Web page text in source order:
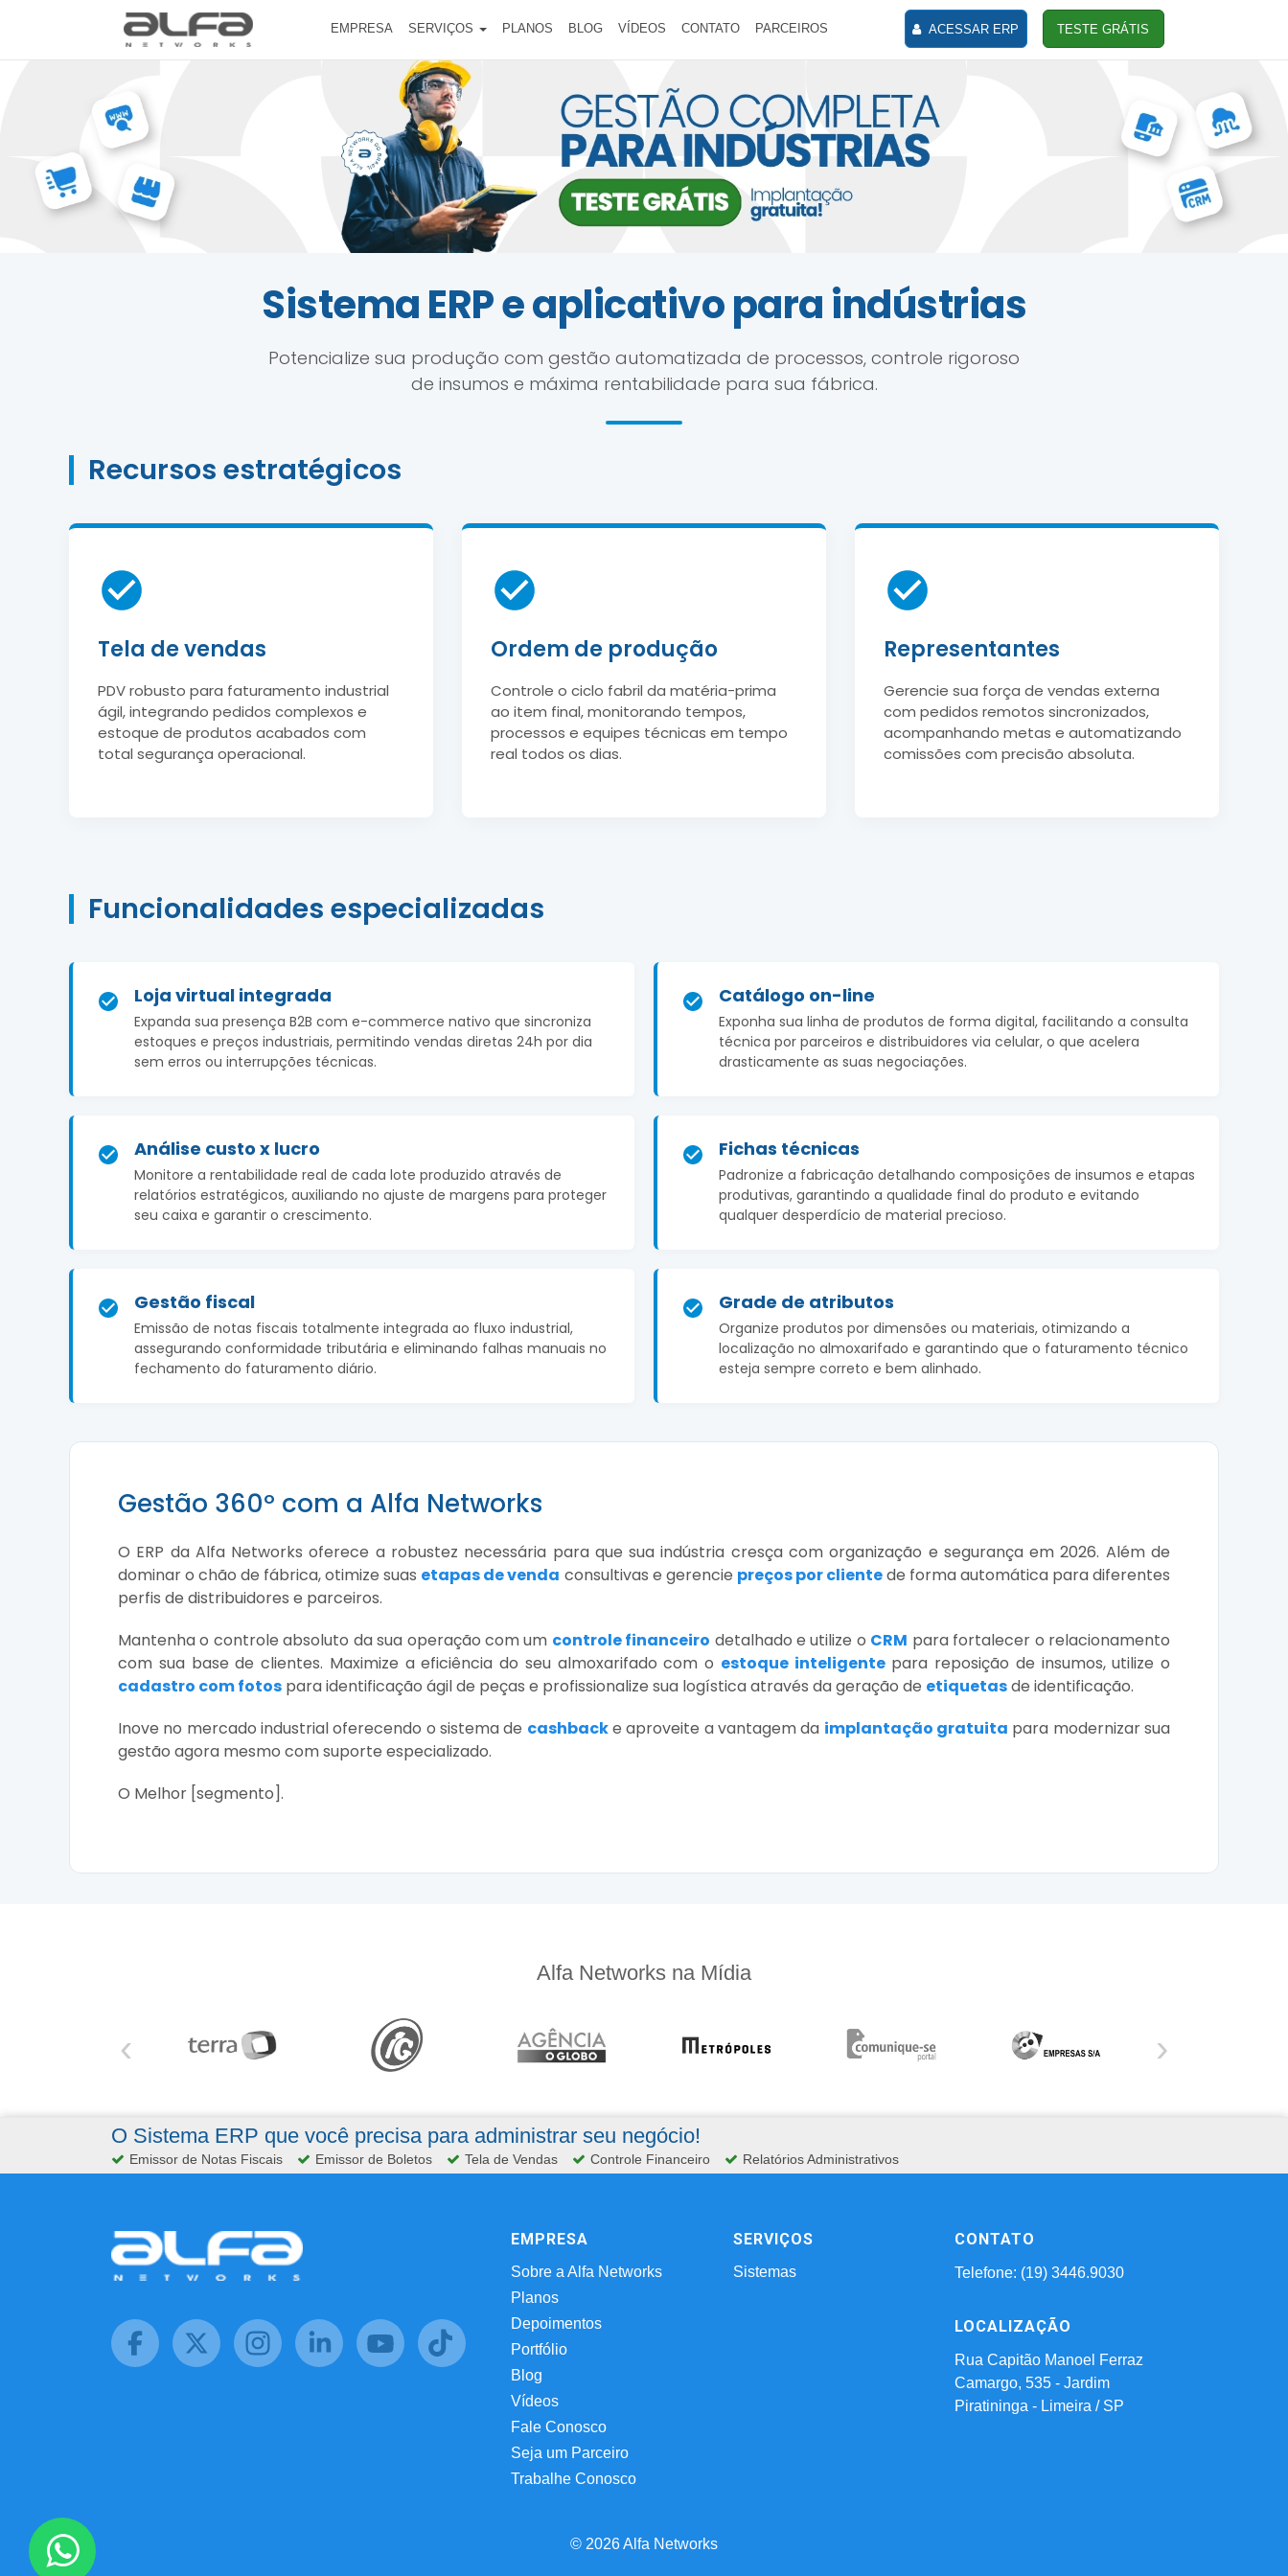
EMPRESA SERVIÇOS PLANOS BLOG VÍDEOS CONTATO PARCEIROS ACESSAR ERP TESTE GRÁTIS
Sistema ERP e aplicativo para indústrias
Potencialize sua produção com gestão automatizada de processos, controle rigoroso
de insumos e máxima rentabilidade para sua fábrica.
Recursos estratégicos
Tela de vendas
PDV robusto para faturamento industrial
ágil, integrando pedidos complexos e
estoque de produtos acabados com
total segurança operacional.
Ordem de produção
Controle o ciclo fabril da matéria-prima
ao item final, monitorando tempos,
processos e equipes técnicas em tempo
real todos os dias.
Representantes
Gerencie sua força de vendas externa
com pedidos remotos sincronizados,
acompanhando metas e automatizando
comissões com precisão absoluta.
Funcionalidades especializadas
Loja virtual integrada
Expanda sua presença B2B com e-commerce nativo que sincroniza
estoques e preços industriais, permitindo vendas diretas 24h por dia
sem erros ou interrupções técnicas.
Catálogo on-line
Exponha sua linha de produtos de forma digital, facilitando a consulta
técnica por parceiros e distribuidores via celular, o que acelera
drasticamente as suas negociações.
Análise custo x lucro
Monitore a rentabilidade real de cada lote produzido através de
relatórios estratégicos, auxiliando no ajuste de margens para proteger
seu caixa e garantir o crescimento.
Fichas técnicas
Padronize a fabricação detalhando composições de insumos e etapas
produtivas, garantindo a qualidade final do produto e evitando
qualquer desperdício de material precioso.
Gestão fiscal
Emissão de notas fiscais totalmente integrada ao fluxo industrial,
assegurando conformidade tributária e eliminando falhas manuais no
fechamento do faturamento diário.
Grade de atributos
Organize produtos por dimensões ou materiais, otimizando a
localização no almoxarifado e garantindo que o faturamento técnico
esteja sempre correto e bem alinhado.
Gestão 360º com a Alfa Networks
O ERP da Alfa Networks oferece a robustez necessária para que sua indústria cresça com organização e segurança em 2026. Além de
dominar o chão de fábrica, otimize suas etapas de venda consultivas e gerencie preços por clientede forma automática para diferentes
perfis de distribuidores e parceiros.
Mantenha o controle absoluto da sua operação com um controle financeiro detalhado e utilize o CRM para fortalecer o relacionamento
com sua base de clientes. Maximize a eficiência do seu almoxarifado com o estoque inteligentepara reposição de insumos, utilize o
cadastro com fotos para identificação ágil de peças e profissionalize sua logística através da geração de etiquetasde identificação.
Inove no mercado industrial oferecendo o sistema de cashbacke aproveite a vantagem da implantação gratuita para modernizar sua
gestão agora mesmo com suporte especializado.
O Melhor [segmento].
Alfa Networks na Mídia
‹ ›
O Sistema ERP que você precisa para administrar seu negócio!
Emissor de Notas Fiscais Emissor de Boletos Tela de Vendas Controle Financeiro Relatórios Administrativos
EMPRESA
Sobre a Alfa Networks
Planos
Depoimentos
Portfólio
Blog
Vídeos
Fale Conosco
Seja um Parceiro
Trabalhe Conosco
SERVIÇOS
Sistemas
CONTATO
Telefone: (19) 3446.9030
LOCALIZAÇÃO
Rua Capitão Manoel Ferraz
Camargo, 535 - Jardim
Piratininga - Limeira / SP
© 2026 Alfa Networks